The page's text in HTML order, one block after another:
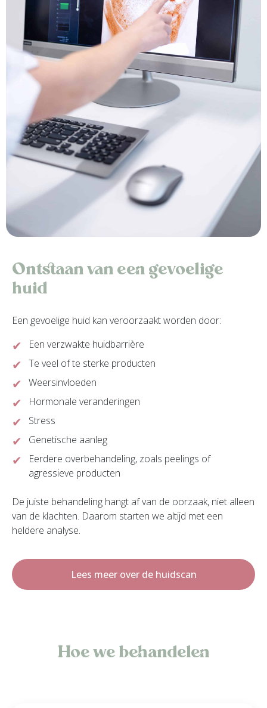
Ontstaan van een gevoelige
huid
Een gevoelige huid kan veroorzaakt worden door:
Een verzwakte huidbarrière
Te veel of te sterke producten
Weersinvloeden
Hormonale veranderingen
Stress
Genetische aanleg
Eerdere overbehandeling, zoals peelings of
agressieve producten
De juiste behandeling hangt af van de oorzaak, niet alleen
van de klachten. Daarom starten we altijd met een
heldere analyse.
Lees meer over de huidscan
Hoe we behandelen